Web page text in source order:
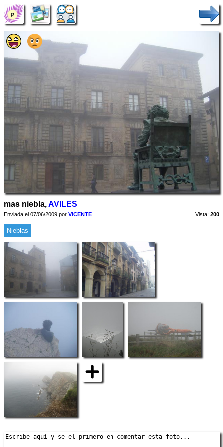
mas niebla,AVILES
Enviada el 07/06/2009 por VICENTE Vista: 200
Nieblas